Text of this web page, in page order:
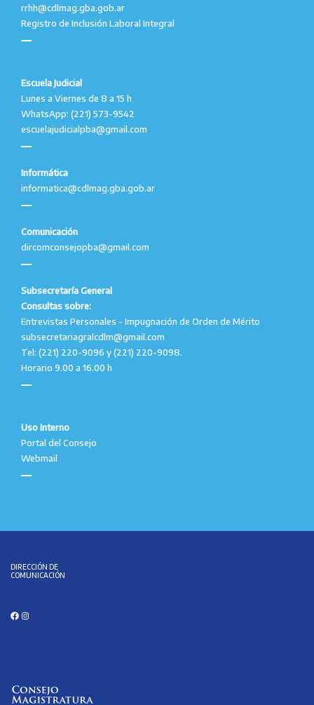
rrhh@cdlmag.gba.gob.ar
Registro de Inclusión Laboral Integral
Escuela Judicial
Lunes a Viernes de 8 a 15 h
WhatsApp: (221) 573-9542
escuelajudicialpba@gmail.com
Informática
informatica@cdlmag.gba.gob.ar
Comunicación
dircomconsejopba@gmail.com
Subsecretaría General
Consultas sobre:
Entrevistas Personales - Impugnación de Orden de Mérito
subsecretariagralcdlm@gmail.com
Tel: (221) 220-9096 y (221) 220-9098.
Horario 9.00 a 16.00 h
Uso Interno
Portal del Consejo
Webmail
DIRECCIÓN DE
COMUNICACIÓN